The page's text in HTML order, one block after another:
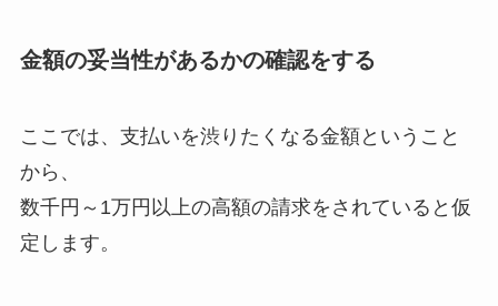
金額の妥当性があるかの確認をする
ここでは、支払いを渋りたくなる金額ということ
から、
数千円～1万円以上の高額の請求をされていると仮
定します。